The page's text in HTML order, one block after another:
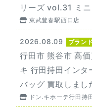
リーズ vol.31 ミニ
東武豊春駅西口店
2026.08.09 ブラン
行田市 熊谷市 高
キ 行田持田イン
バッグ 買取しまし
ドン.キホーテ行田持